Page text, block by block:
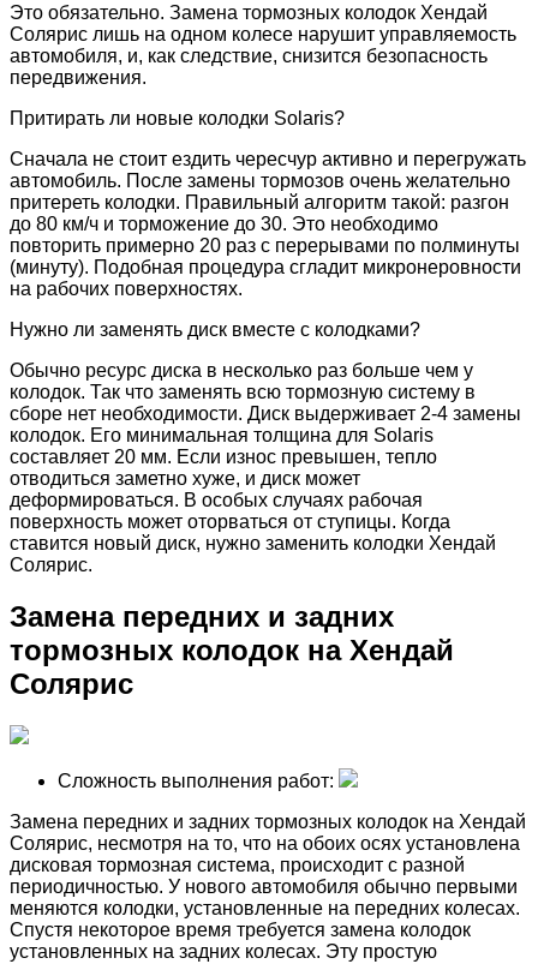
Это обязательно. Замена тормозных колодок Хендай
Солярис лишь на одном колесе нарушит управляемость
автомобиля, и, как следствие, снизится безопасность
передвижения.
Притирать ли новые колодки Solaris?
Сначала не стоит ездить чересчур активно и перегружать
автомобиль. После замены тормозов очень желательно
притереть колодки. Правильный алгоритм такой: разгон
до 80 км/ч и торможение до 30. Это необходимо
повторить примерно 20 раз с перерывами по полминуты
(минуту). Подобная процедура сгладит микронеровности
на рабочих поверхностях.
Нужно ли заменять диск вместе с колодками?
Обычно ресурс диска в несколько раз больше чем у
колодок. Так что заменять всю тормозную систему в
сборе нет необходимости. Диск выдерживает 2-4 замены
колодок. Его минимальная толщина для Solaris
составляет 20 мм. Если износ превышен, тепло
отводиться заметно хуже, и диск может
деформироваться. В особых случаях рабочая
поверхность может оторваться от ступицы. Когда
ставится новый диск, нужно заменить колодки Хендай
Солярис.
Замена передних и задних
тормозных колодок на Хендай
Солярис
Сложность выполнения работ:
Замена передних и задних тормозных колодок на Хендай
Солярис, несмотря на то, что на обоих осях установлена
дисковая тормозная система, происходит с разной
периодичностью. У нового автомобиля обычно первыми
меняются колодки, установленные на передних колесах.
Спустя некоторое время требуется замена колодок
установленных на задних колесах. Эту простую